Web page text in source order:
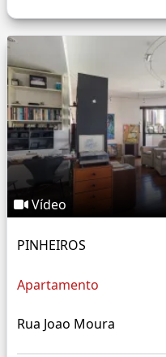
Vídeo
PINHEIROS
Apartamento
Rua Joao Moura